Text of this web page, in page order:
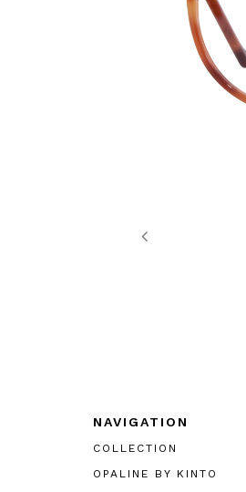
Previous
NAVIGATION
COLLECTION
OPALINE BY KINTO